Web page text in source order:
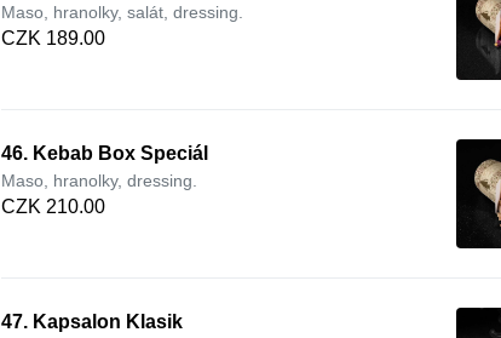
Maso, hranolky, salát, dressing.
CZK 189.00
46. Kebab Box Speciál
Maso, hranolky, dressing.
CZK 210.00
47. Kapsalon Klasik